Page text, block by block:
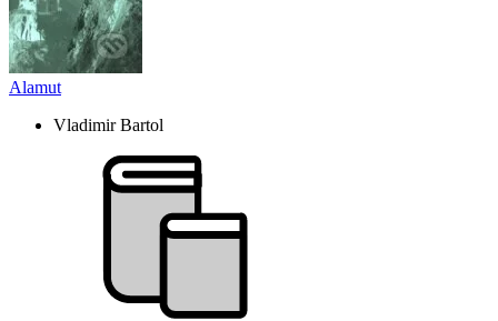
Alamut
Vladimir Bartol